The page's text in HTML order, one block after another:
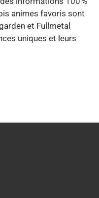
animes favoris sont
et Fullmetal
uniques et leurs